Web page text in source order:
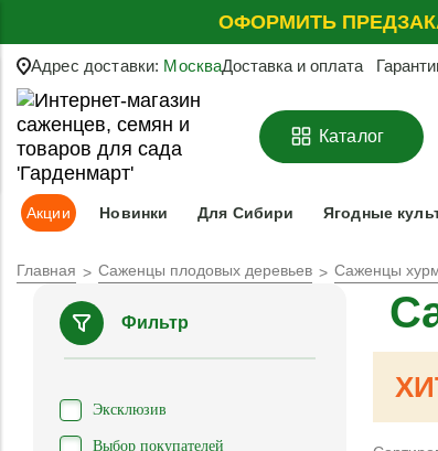
ОФОРМИТЬ
Адрес доставки: МоскваДоставка и оплата
Каталог
Акции Новинки Для Сибири Ягодные
Главная Саженцы плодовых деревьев Саженцы
Фильтр
Эксклюзив
Выбор покупателей